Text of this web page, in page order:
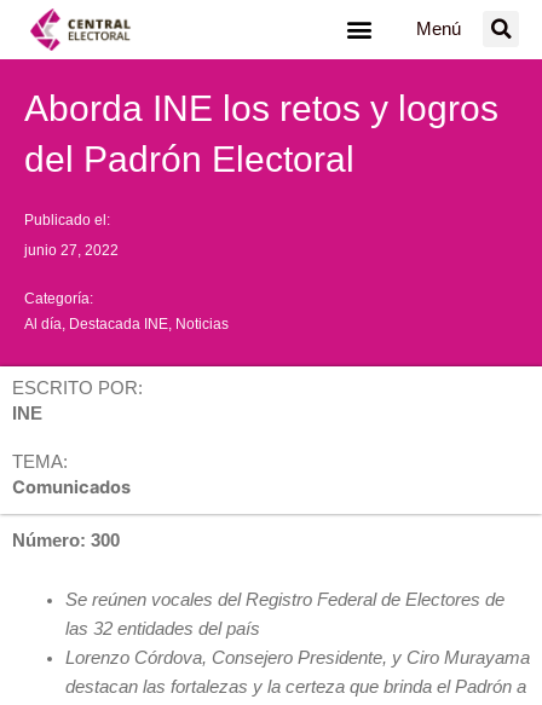
Menú
Aborda INE los retos y logros
del Padrón Electoral
Publicado el:
junio 27, 2022
Categoría:
Al día Destacada INE Noticias
ESCRITO POR:
INE
TEMA:
Comunicados
Número: 300
Se reúnen vocales del Registro Federal de Electores de
las 32 entidades del país
Lorenzo Córdova, Consejero Presidente, y Ciro Murayama
destacan las fortalezas y la certeza que brinda el Padrón a